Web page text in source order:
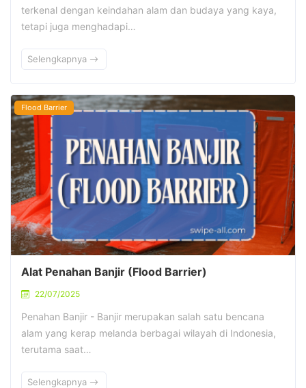
terkenal dengan keindahan alam dan budaya yang kaya,
tetapi juga menghadapi…
Selengkapnya
Flood Barrier
Alat Penahan Banjir (Flood Barrier)
22/07/2025
Penahan Banjir - Banjir merupakan salah satu bencana
alam yang kerap melanda berbagai wilayah di Indonesia,
terutama saat…
Selengkapnya